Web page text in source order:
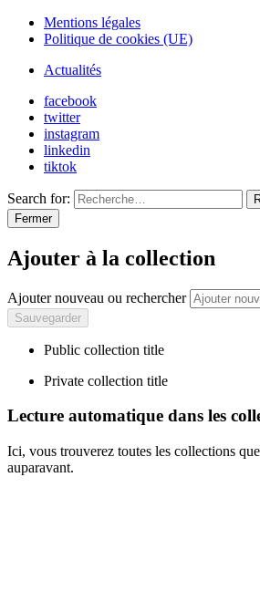
Mentions légales
Politique de cookies (UE)
Actualités
facebook
twitter
instagram
linkedin
tiktok
Search for:
Fermer
Ajouter à la collection
Ajouter nouveau ou rechercher
Public collection title
Private collection title
Lecture automatique dans les
Ici, vous trouverez toutes les collections
auparavant.